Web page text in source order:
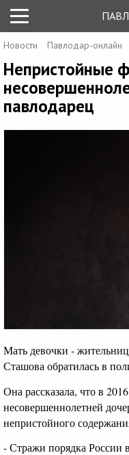
Новости Павлодар-онлайн
Непристойные
павлодарец
Мать девочки -
Сташова обратилась в
Она рассказала, что в
несовершеннолетней
непристойного
- Стражи порядка России